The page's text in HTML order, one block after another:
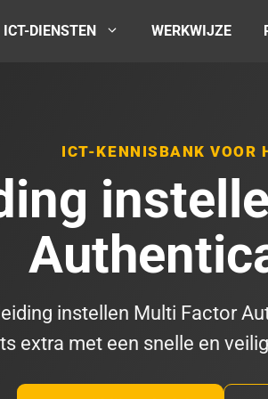
ICT-DIENSTEN WERKWIJZE
ICT-KENNISBANK VOOR
instellen Multi Factor
extra met een snelle en